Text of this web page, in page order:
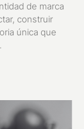
de marca
construir
única que